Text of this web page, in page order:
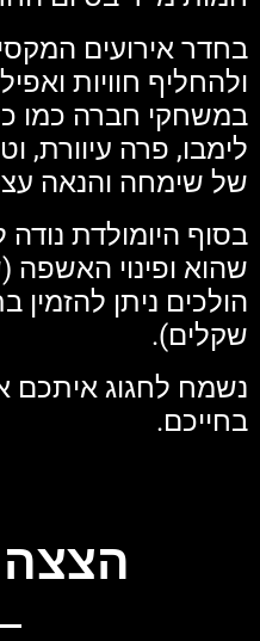
בחדר אירועים
ולהחליף חוויות
במשחקי חברה כמו
לימבו, פרה עיוורת,
של שימחה והנאה
בסוף היומולדת
שהוא ופינוי האשפה
שקלים).
נשמח לחגוג איתכם
בחייכם.
הצצה